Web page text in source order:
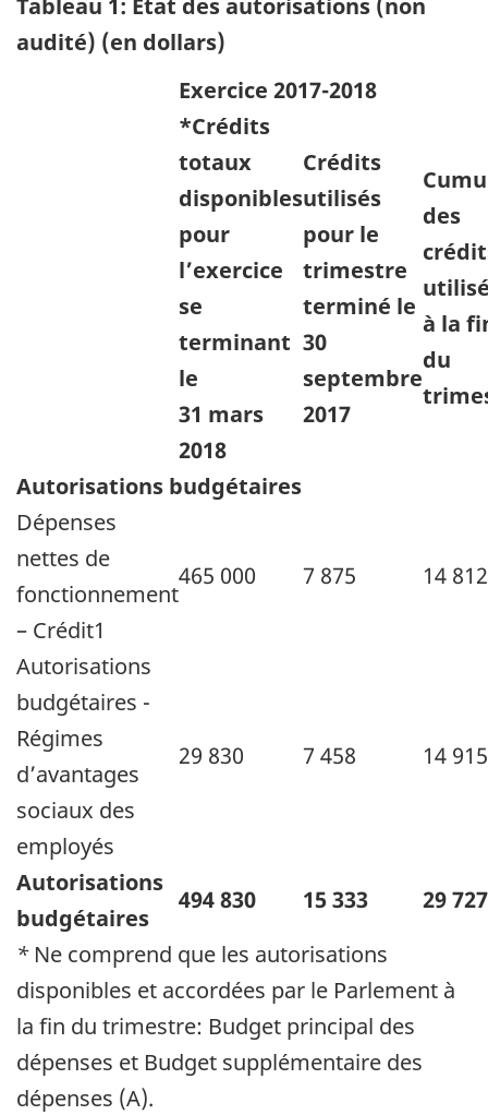
audité) (en dollars)
Exercice 2017-2018
*Crédits
totaux
disponibles
pour
l’exercice
se
terminant
le
31 mars
2018
Crédits
utilisés
pour le
trimestre
terminé le
30
septembre
2017
des
à la
du
Autorisations budgétaires
Dépenses
nettes de
fonctionnement
– Crédit1
465 000 7 875 14 812
Autorisations
budgétaires -
Régimes
d’avantages
sociaux des
employés
29 830 7 458 14 915
Autorisations
budgétaires
494 830 15 333
29 727
* Ne comprend que les autorisations
disponibles et accordées par le Parlement à
la fin du trimestre: Budget principal des
dépenses et Budget supplémentaire des
dépenses (A).